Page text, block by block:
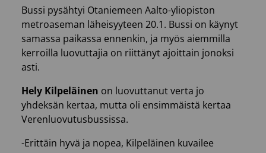
Bussi pysähtyi Otaniemeen Aalto-yliopiston
metroaseman läheisyyteen 20.1. Bussi on käynyt
samassa paikassa ennenkin, ja myös aiemmilla
kerroilla luovuttajia on riittänyt ajoittain jonoksi
asti.
Hely Kilpeläinen on luovuttanut verta jo
yhdeksän kertaa, mutta oli ensimmäistä kertaa
Verenluovutusbussissa.
-Erittäin hyvä ja nopea, Kilpeläinen kuvailee